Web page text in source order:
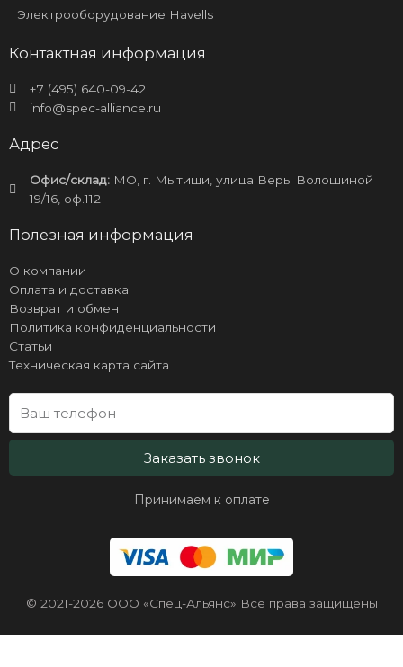
Электрооборудование Havells
Контактная информация
+7 (495) 640-09-42
info@spec-alliance.ru
Адрес
Офис/склад:МО, г. Мытищи, улица Веры Волошиной
19/16, оф.112
Полезная информация
О компании
Оплата и доставка
Возврат и обмен
Политика конфиденциальности
Статьи
Техническая карта сайта
Заказать звонок
Принимаем к оплате
© 2021-2026 ООО «Спец-Альянс» Все права защищены